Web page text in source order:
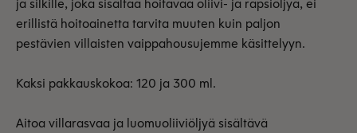
ja silkille, joka sisältää hoitavaa oliivi- ja rapsiöljyä, ei
erillistä hoitoainetta tarvita muuten kuin paljon
pestävien villaisten vaippahousujemme käsittelyyn.
Kaksi pakkauskokoa: 120 ja 300 ml.
Aitoa villarasvaa ja luomuoliiviöljyä sisältävä